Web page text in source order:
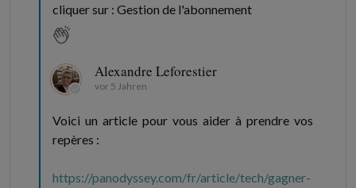
cliquer sur : Gestion de l'abonnement
Alexandre Leforestier
vor 5 Jahren
Voici un article pour vous aider à prendre vos
repères :
https://panodyssey.com/fr/article/tech/gagner-